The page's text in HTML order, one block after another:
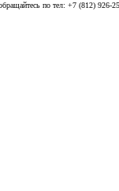
по тел: +7 (812)